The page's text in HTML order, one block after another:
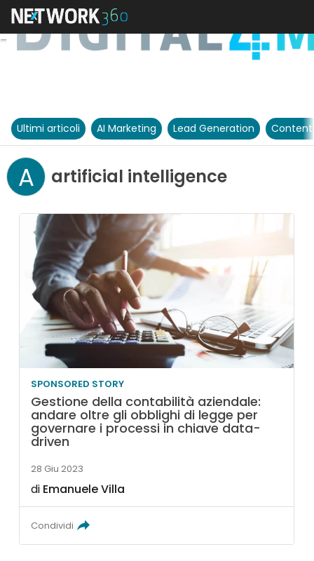
Ultimi articoli AI Marketing Lead Generation
A artificial intelligence
SPONSORED STORY
Gestione della contabilità aziendale:
andare oltre gli obblighi di legge per
governare i processi in chiave data-
driven
28 Giu 2023
di Emanuele Villa
Condividi